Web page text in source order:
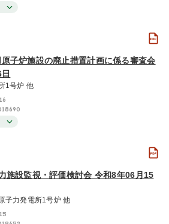
子炉施設の廃止措置計画に係る審査会
1号炉 他
施設監視・評価検討会 令和8年06月15
力発電所1号炉 他